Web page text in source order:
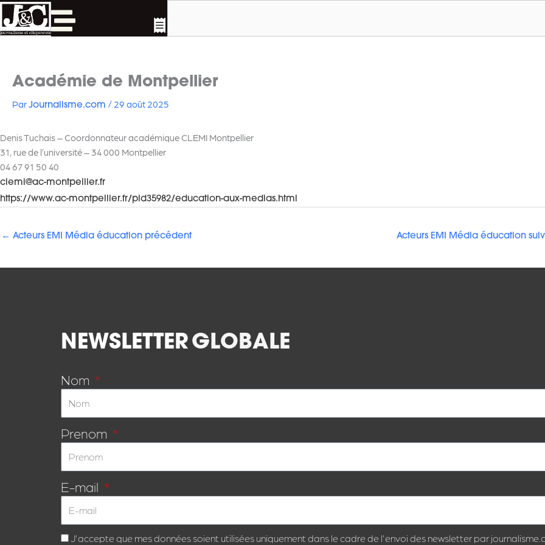
Aller
au
contenu
Académie de Montpellier
Par Journalisme.com / 29 août 2025
Denis Tuchais – Coordonnateur académique CLEMI Montpellier
31, rue de l’université – 34 000 Montpellier
04 67 91 50 40
clemi@ac-montpellier.fr
https://www.ac-montpellier.fr/pid35982/education-aux-medias.html
← Acteurs EMI Média éducation précédent Acteurs EMI Média éducation
NEWSLETTER GLOBALE
Nom
Prenom
E-mail
J'accepte que mes données soient utilisées uniquement dans le cadre de l'envoi des newsletter par